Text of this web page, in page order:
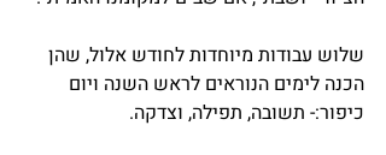
שלוש עבודות מיוחדות לחודש אלול, שהן
הכנה לימים הנוראים לראש השנה ויום
כיפור:- תשובה, תפילה, וצדקה.